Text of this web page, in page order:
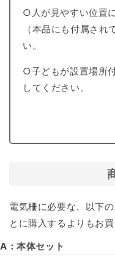
○人が見やすい位置
（本品にも付属され
い。
○子どもが設置場所
してください。
電気柵に必要な、以下
とに購入するよりもお
A：本体セット